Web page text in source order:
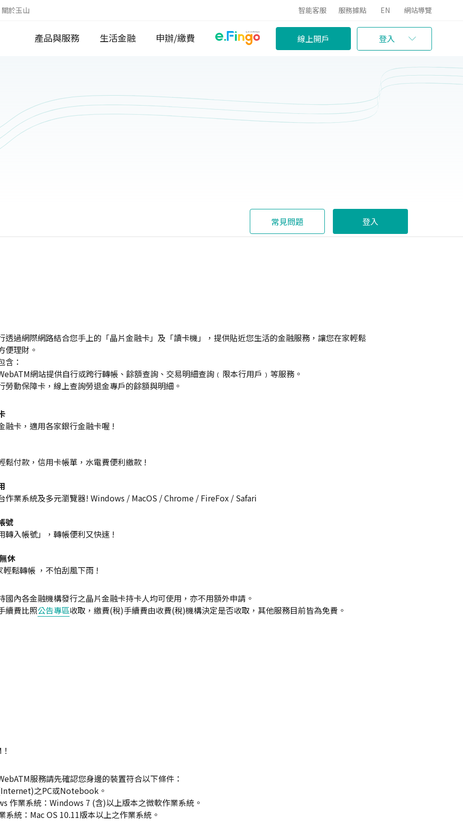
關於玉山 智能客服 服務據點 EN 網站導覽
產品與服務 生活金融 申辦/繳費 線上開戶 登入
常見問題 登入
透過網際網路結合您手上的「晶片金融卡」及「讀卡機」，提供貼近您生活的金融服務，讓您在家輕鬆
便理財。
含：
網站提供自行或跨行轉帳、餘額查詢、交易明細查詢﹙限本行用戶﹚等服務。
勞動保障卡，線上查詢勞退金專戶的餘額與明細。
融卡，適用各家銀行金融卡喔 !
鬆付款，信用卡帳單，水電費便利繳款 !
作業系統及多元瀏覽器! Windows / MacOS / Chrome / FireFox / Safari
號
轉入帳號」，轉帳便利又快速 !
休
輕鬆轉帳 ，不怕刮風下雨 !
國內各金融機構發行之晶片金融卡持卡人均可使用，亦不用額外申請。
續費比照公告專區收取，繳費(稅)手續費由收費(稅)機構決定是否收取，其他服務目前皆為免費。
服務請先確認您身邊的裝置符合以下條件：
之PC或Notebook。
作業系統：Windows 7 (含)以上版本之微軟作業系統。
系統：Mac OS 10.11版本以上之作業系統。